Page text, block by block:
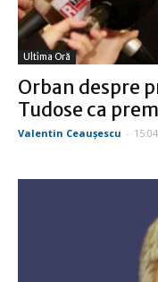
Ultima Oră
Orban despre
Tudose ca
Valentin Ceauşescu -